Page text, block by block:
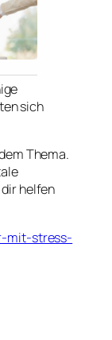
sich
Thema.
helfen
mit-stress-